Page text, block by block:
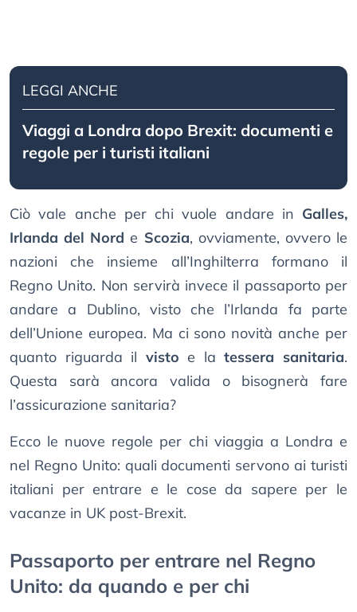
LEGGI ANCHE
Viaggi a Londra dopo Brexit: documenti e
regole per i turisti italiani
Ciò vale anche per chi vuole andare in Galles,
Irlanda del Nord e Scozia, ovviamente, ovvero le
nazioni che insieme all’Inghilterra formano il
Regno Unito. Non servirà invece il passaporto per
andare a Dublino, visto che l’Irlanda fa parte
dell’Unione europea. Ma ci sono novità anche per
quanto riguarda il visto e latessera sanitaria.
Questa sarà ancora valida o bisognerà fare
l’assicurazione sanitaria?
Ecco le nuove regole per chi viaggia a Londra e
nel Regno Unito: quali documenti servono ai turisti
italiani per entrare e le cose da sapere per le
vacanze in UK post-Brexit.
Passaporto per entrare nel Regno
Unito: da quando e per chi